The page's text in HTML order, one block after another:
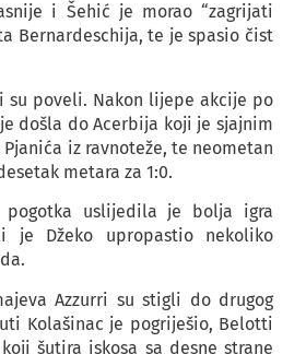
i Šehić je morao “zagrijati
Bernardeschija, te je spasio čist
su poveli. Nakon lijepe akcije po
došla do Acerbija koji je sjajnim
iz ravnoteže, te neometan
metara za 1:0.
pogotka uslijedila je bolja igra
je Džeko upropastio nekoliko
Azzurri su stigli do drugog
Kolašinac je pogriješio, Belotti
šutira iskosa sa desne strane